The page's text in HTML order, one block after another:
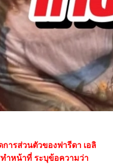
การส่วนตัวของฟารีดา เอลิ
ำหน้าที่ ระบุข้อความว่า